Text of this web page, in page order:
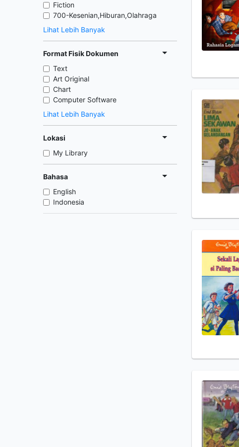
Fiction
700-Kesenian,Hiburan,Olahraga
Lihat Lebih Banyak
Format Fisik Dokumen
Text
Art Original
Chart
Computer Software
Lihat Lebih Banyak
Lokasi
My Library
Bahasa
English
Indonesia